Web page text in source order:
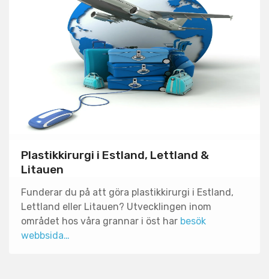
Plastikkirurgi i Estland, Lettland &
Litauen
Funderar du på att göra plastikkirurgi i Estland,
Lettland eller Litauen? Utvecklingen inom
området hos våra grannar i öst har besök
webbsida…